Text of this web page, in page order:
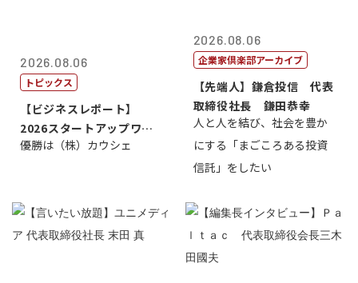
2026.08.06
トピックス
【ビジネスレポート】
2026スタートアップワー
ルドカップ東京
優勝は（株）カウシェ
2026.08.06
企業家倶楽部アーカイブ
【先端人】鎌倉投信 代表
取締役社長 鎌田恭幸
人と人を結び、社会を豊か
にする「まごころある投資
信託」をしたい